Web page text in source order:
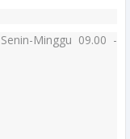
Senin-Minggu 09.00 -